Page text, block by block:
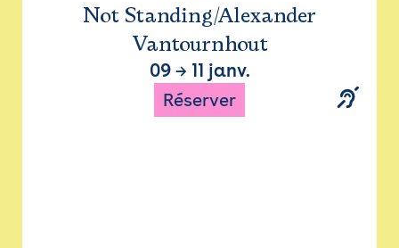
Not Standing/Alexander
Vantournhout
09→ 11 janv.
Réserver